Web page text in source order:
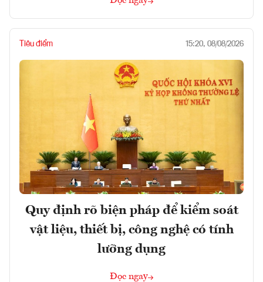
Tiêu điểm 15:20, 08/08/2026
Quy định rõ biện pháp để kiểm soát
vật liệu, thiết bị, công nghệ có tính
lưỡng dụng
Đọc ngay